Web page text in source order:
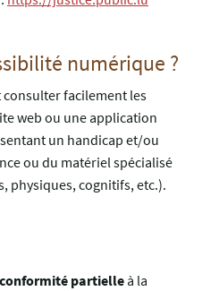
numérique ?
facilement les
web ou une application
un handicap et/ou
ou du matériel spécialisé
physiques, cognitifs, etc.).
conformité partielle à la